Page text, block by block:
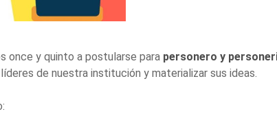
once y quinto a postularse para personero y
de nuestra institución y materializar sus ideas.